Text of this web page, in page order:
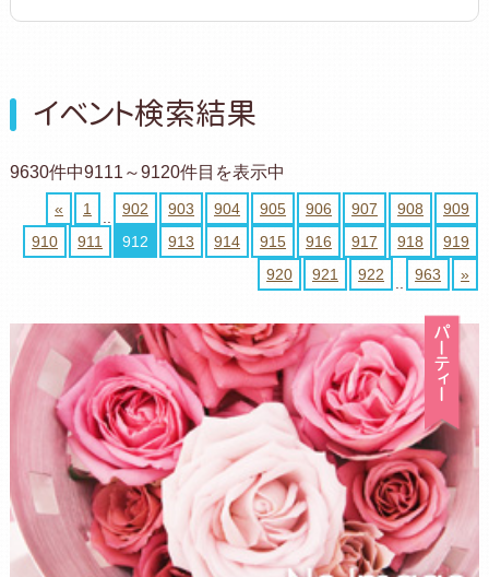
イベント検索結果
9630件中9111～9120件目を表示中
« 1 902 903 904 905 906 907 908
909
910
911 912 913 914 915 916 917 918
919
920
921 922 963 »
パ